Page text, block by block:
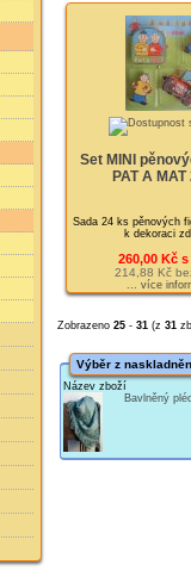
Set MINI
PAT A
Sada 24 ks pěnových
k dekoraci
260,00 Kč s
214,88 Kč
... více
Zobrazeno 25- 31 (z 31
Výběr z
Název zboží
Bavlněný